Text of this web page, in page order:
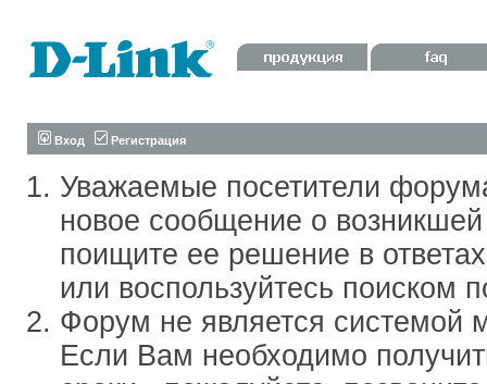
Вход Регистрация
Уважаемые посетители
новое сообщение о
поищите ее решение в
или воспользуйтесь поиском
Форум не является системой
Если Вам необходимо